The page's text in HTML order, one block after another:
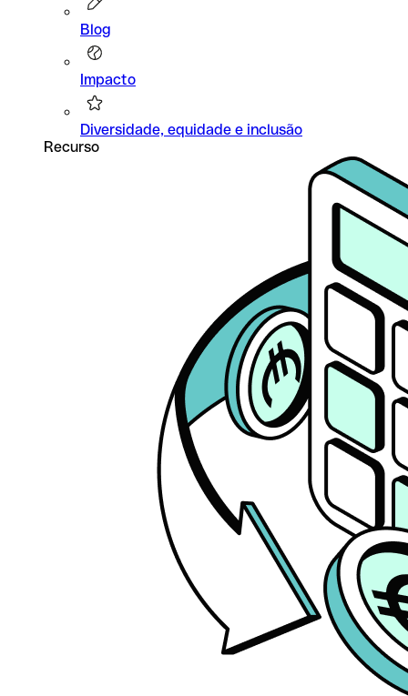
Blog
Impacto
Diversidade, equidade e inclusão
Recurso